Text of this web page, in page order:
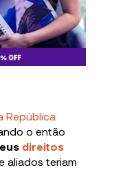
República
o então
direitos
aliados teriam